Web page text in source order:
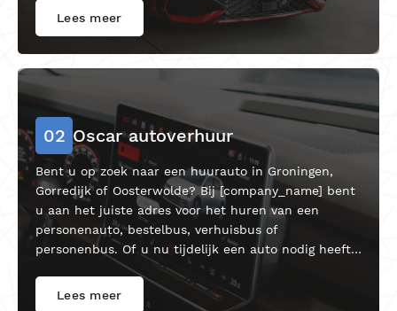
rest.Lees meer
02 Oscar autoverhuur
Bent u op zoek naar een huurauto in Groningen,
Gorredijk of Oosterwolde? Bij [company_name] bent
u aan het juiste adres voor het huren van een
personenauto, bestelbus, verhuisbus of
personenbus. Of u nu tijdelijk een auto nodig heeft
voor een zakelijke afspraak, een vakantie of een
verhuizing, wij zorgen ervoor dat u snel en eenvoudig
de juiste auto vindt.
Lees meer